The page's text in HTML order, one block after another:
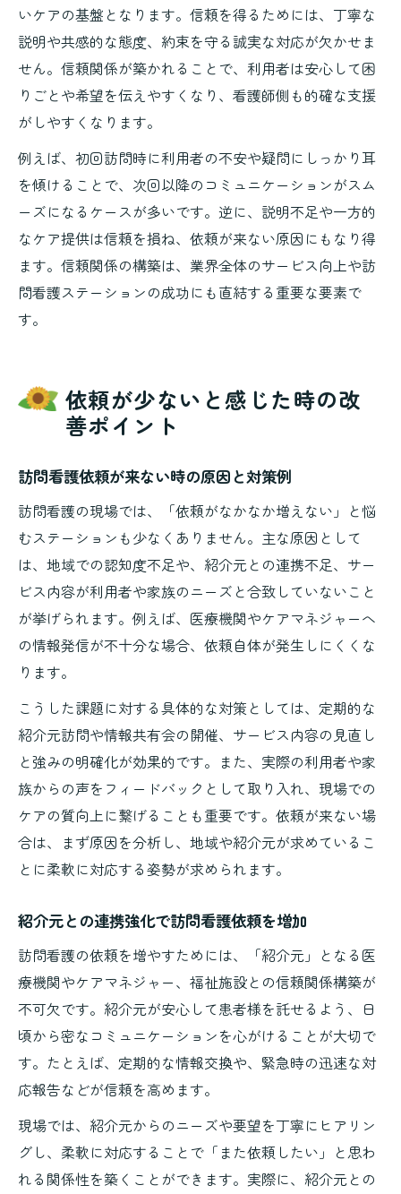
いケアの基盤となります。信頼を得るためには、丁寧な
説明や共感的な態度、約束を守る誠実な対応が欠かせま
せん。信頼関係が築かれることで、利用者は安心して困
りごとや希望を伝えやすくなり、看護師側も的確な支援
がしやすくなります。
例えば、初回訪問時に利用者の不安や疑問にしっかり耳
を傾けることで、次回以降のコミュニケーションがスム
ーズになるケースが多いです。逆に、説明不足や一方的
なケア提供は信頼を損ね、依頼が来ない原因にもなり得
ます。信頼関係の構築は、業界全体のサービス向上や訪
問看護ステーションの成功にも直結する重要な要素で
す。
依頼が少ないと感じた時の改
善ポイント
訪問看護依頼が来ない時の原因と対策例
訪問看護の現場では、「依頼がなかなか増えない」と悩
むステーションも少なくありません。主な原因として
は、地域での認知度不足や、紹介元との連携不足、サー
ビス内容が利用者や家族のニーズと合致していないこと
が挙げられます。例えば、医療機関やケアマネジャーへ
の情報発信が不十分な場合、依頼自体が発生しにくくな
ります。
こうした課題に対する具体的な対策としては、定期的な
紹介元訪問や情報共有会の開催、サービス内容の見直し
と強みの明確化が効果的です。また、実際の利用者や家
族からの声をフィードバックとして取り入れ、現場での
ケアの質向上に繋げることも重要です。依頼が来ない場
合は、まず原因を分析し、地域や紹介元が求めているこ
とに柔軟に対応する姿勢が求められます。
紹介元との連携強化で訪問看護依頼を増加
訪問看護の依頼を増やすためには、「紹介元」となる医
療機関やケアマネジャー、福祉施設との信頼関係構築が
不可欠です。紹介元が安心して患者様を託せるよう、日
頃から密なコミュニケーションを心がけることが大切で
す。たとえば、定期的な情報交換や、緊急時の迅速な対
応報告などが信頼を高めます。
現場では、紹介元からのニーズや要望を丁寧にヒアリン
グし、柔軟に対応することで「また依頼したい」と思わ
れる関係性を築くことができます。実際に、紹介元との